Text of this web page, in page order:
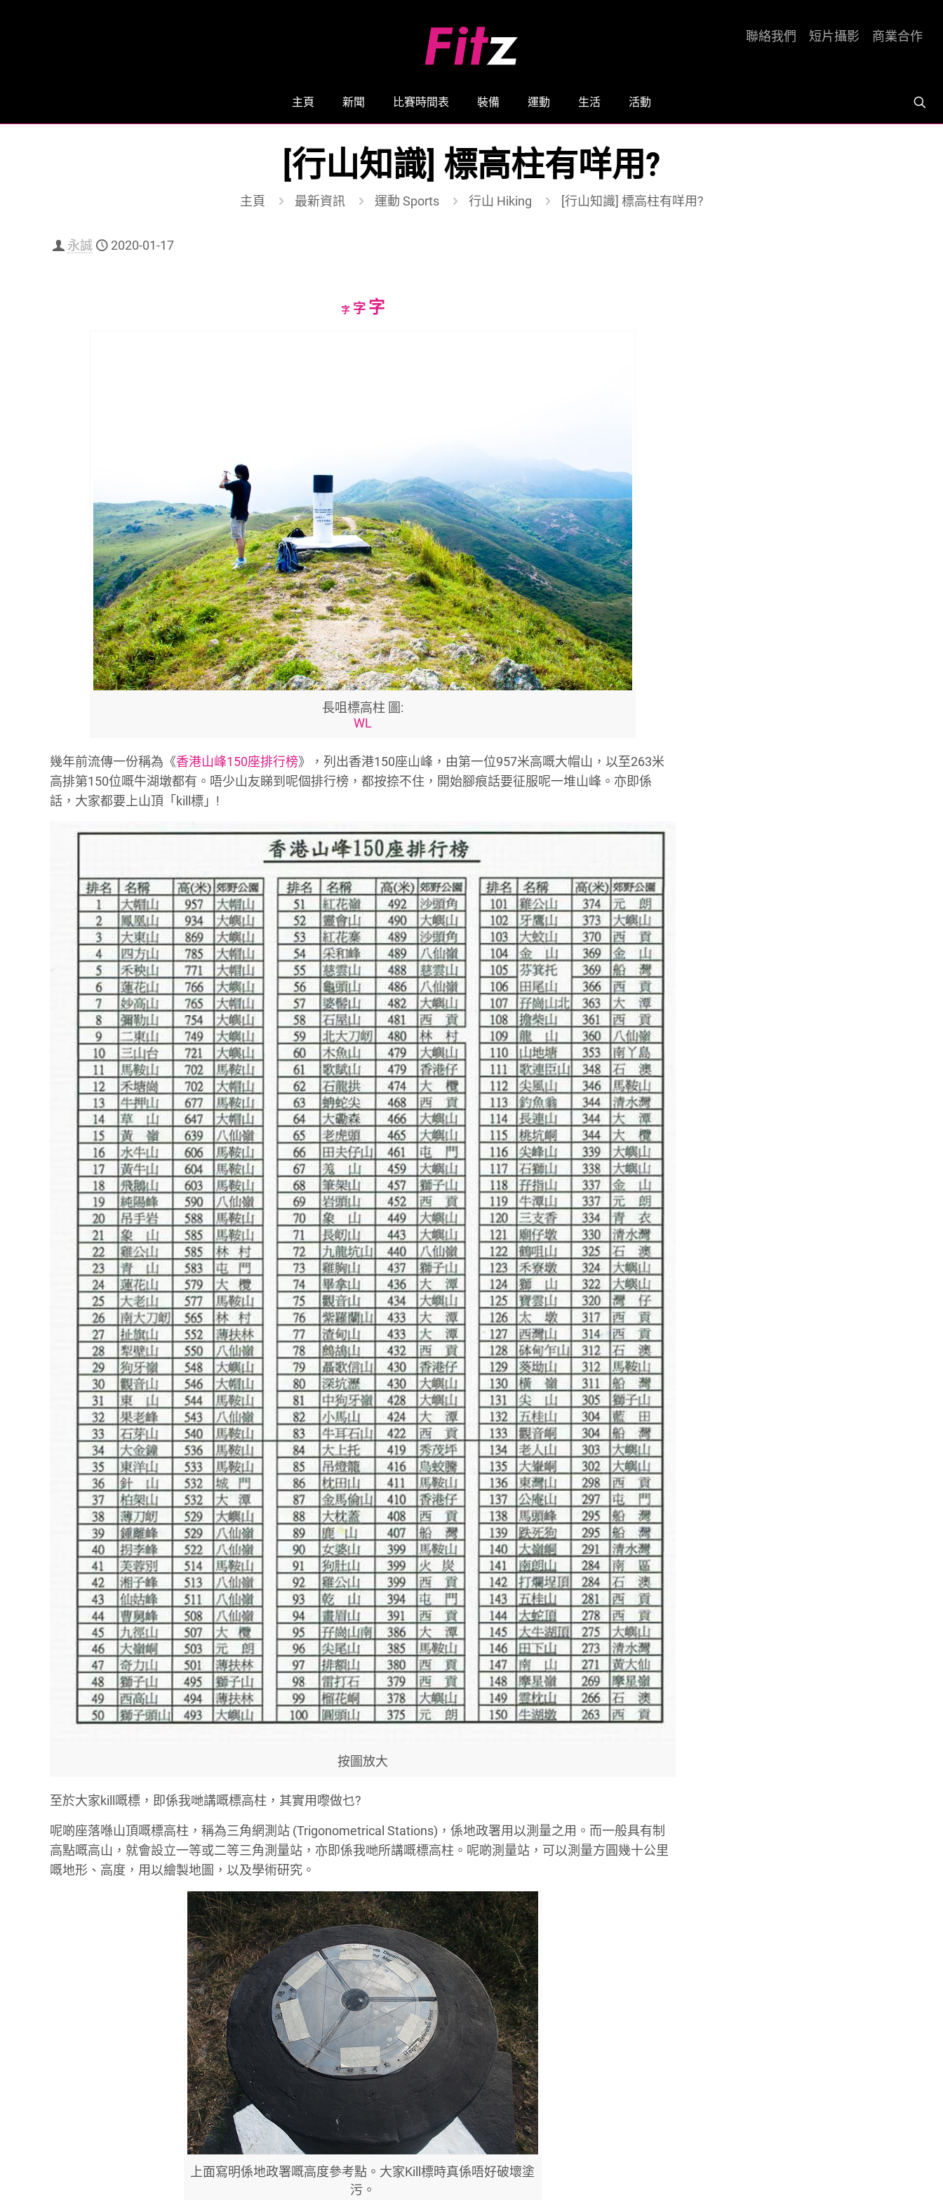
主頁 新聞 比賽時間表 裝備 運動 生活 活動
聯絡我們 短片攝影 商業合作
[行山知識] 標高柱有咩用?
主頁 最新資訊 運動 Sports 行山 Hiking [行山知識] 標高柱有咩用?
永誠 2020-01-17
字Decrease
字Reset
字Increase
長咀標高柱 圖:
WL
幾年前流傳一份稱為《香港山峰150座排行榜》，列出香港150座山峰，由第一位957米高嘅大帽山，以至263米
高排第150位嘅牛湖墩都有。唔少山友睇到呢個排行榜，都按捺不住，開始腳痕話要征服呢一堆山峰。亦即係
話，大家都要上山頂「kill標」!
按圖放大
至於大家kill嘅標，即係我哋講嘅標高柱，其實用嚟做乜?
呢啲座落喺山頂嘅標高柱，稱為三角網測站 (Trigonometrical Stations)，係地政署用以測量之用。而一般具有制
高點嘅高山，就會設立一等或二等三角測量站，亦即係我哋所講嘅標高柱。呢啲測量站，可以測量方圓幾十公里
嘅地形、高度，用以繪製地圖，以及學術研究。
上面寫明係地政署嘅高度參考點。大家Kill標時真係唔好破壞塗
污。